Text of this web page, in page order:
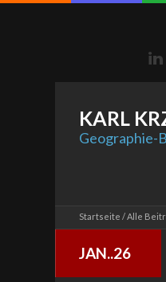
KARL
Geographie-
Startseite Alle
JAN..26